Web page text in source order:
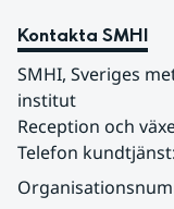
Kontakta SMHI
SMHI, Sveriges
institut
Reception och
Telefon